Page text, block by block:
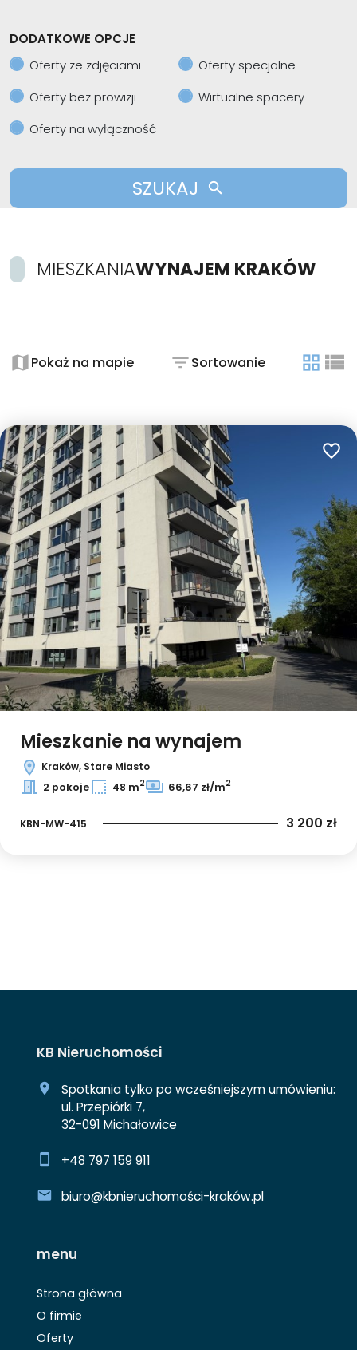
DODATKOWE OPCJE
Oferty ze zdjęciami
Oferty specjalne
Oferty bez prowizji
Wirtualne spacery
Oferty na wyłączność
SZUKAJ
MIESZKANIAWYNAJEM KRAKÓW
−
Leaflet|© OpenMapTiles © OpenStreetMap contributors
Pokaż na mapie Sortowanie
tabela
Mieszkanie na wynajem
Kraków, Stare Miasto
2 pokoje
48 m2 66,67 zł/m2
KBN-MW-415 3 200 zł
KB Nieruchomości
Spotkania tylko po wcześniejszym umówieniu:
ul. Przepiórki 7,
32-091 Michałowice
+48 797 159 911
biuro@kbnieruchomości-kraków.pl
menu
Strona główna
O firmie
Oferty